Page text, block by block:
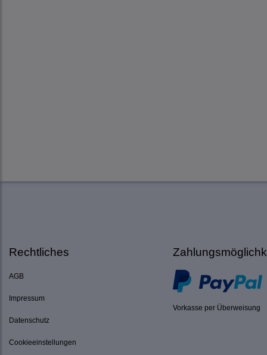
Rechtliches
AGB
Impressum
Datenschutz
Cookieeinstellungen
Vorkasse per Überweisung